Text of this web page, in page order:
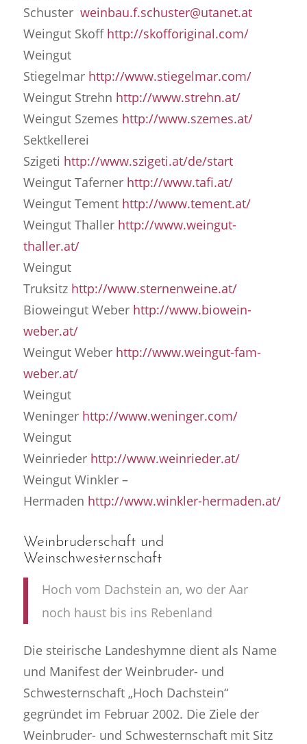
Schuster weinbau.f.schuster@utanet.at
Weingut Skoff http://skofforiginal.com/
Weingut
Stiegelmar http://www.stiegelmar.com/
Weingut Strehn http://www.strehn.at/
Weingut Szemes http://www.szemes.at/
Sektkellerei
Szigeti http://www.szigeti.at/de/start
Weingut Taferner http://www.tafi.at/
Weingut Tement http://www.tement.at/
Weingut Thaller http://www.weingut-
thaller.at/
Weingut
Truksitz http://www.sternenweine.at/
Bioweingut Weber http://www.biowein-
weber.at/
Weingut Weber http://www.weingut-fam-
weber.at/
Weingut
Weninger http://www.weninger.com/
Weingut
Weinrieder http://www.weinrieder.at/
Weingut Winkler –
Hermaden http://www.winkler-hermaden.at/
Weinbruderschaft und
Weinschwesternschaft
Hoch vom Dachstein an, wo der Aar
noch haust bis ins Rebenland
Die steirische Landeshymne dient als Name
und Manifest der Weinbruder- und
Schwesternschaft „Hoch Dachstein“
gegründet im Februar 2002. Die Ziele der
Weinbruder- und Schwesternschaft mit Sitz